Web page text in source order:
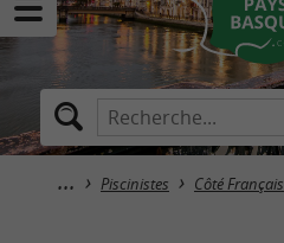
Piscinistes Côté Français